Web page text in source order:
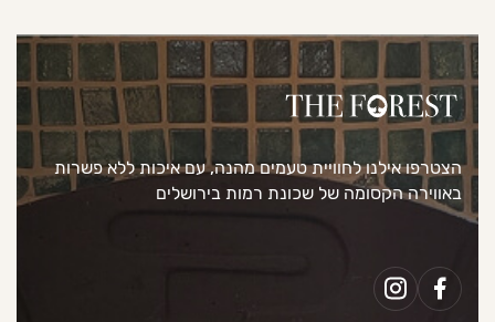
הצטרפו אילנו לחוויית טעמים מהנה, עם איכות ללא פשרות
באווירה הקסומה של שכונת רמות בירושלים